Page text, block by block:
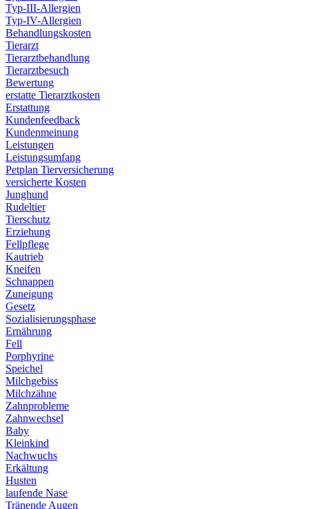
Typ-III-Allergien
Typ-IV-Allergien
Behandlungskosten
Tierarzt
Tierarztbehandlung
Tierarztbesuch
Bewertung
erstatte Tierarztkosten
Erstattung
Kundenfeedback
Kundenmeinung
Leistungen
Leistungsumfang
Petplan Tierversicherung
versicherte Kosten
Junghund
Rudeltier
Tierschutz
Erziehung
Fellpflege
Kautrieb
Kneifen
Schnappen
Zuneigung
Gesetz
Sozialisierungsphase
Ernährung
Fell
Porphyrine
Speichel
Milchgebiss
Milchzähne
Zahnprobleme
Zahnwechsel
Baby
Kleinkind
Nachwuchs
Erkältung
Husten
laufende Nase
Tränende Augen